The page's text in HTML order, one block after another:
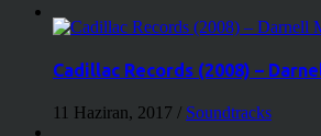
Cadillac Records (2008) –
11 Haziran, 2017 / Soundtracks